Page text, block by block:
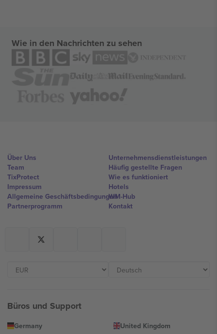
Wie in den Nachrichten zu sehen
Über Uns
Team
TixProtect
Impressum
Allgemeine Geschäftsbedingungen
Partnerprogramm
Unternehmensdienstleistungen
Häufig gestellte Fragen
Wie es funktioniert
Hotels
WM-Hub
Kontakt
Büros und Support
Germany
United Kingdom